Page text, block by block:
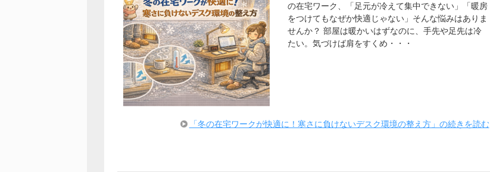
の在宅ワーク、「足元が冷えて集中できない」「暖房
をつけてもなぜか快適じゃない」そんな悩みはありま
せんか？ 部屋は暖かいはずなのに、手先や足先は冷
たい。気づけば肩をすくめ・・・
「冬の在宅ワークが快適に！寒さに負けないデスク環境の整え方」の続きを読む